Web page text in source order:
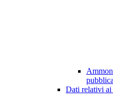
Dati relativi ai